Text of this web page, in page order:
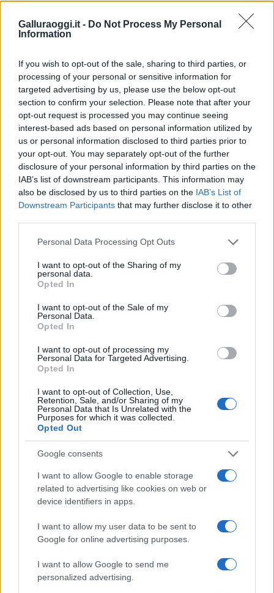
Galluraoggi.it - Do Not Process My Personal
Information
If you wish to opt-out of the sale, sharing to third parties, or
processing of your personal or sensitive information for
targeted advertising by us, please use the below opt-out
section to confirm your selection. Please note that after your
opt-out request is processed you may continue seeing
interest-based ads based on personal information utilized by
us or personal information disclosed to third parties prior to
your opt-out. You may separately opt-out of the further
disclosure of your personal information by third parties on the
IAB’s list of downstream participants. This information may
also be disclosed by us to third parties on the IAB’s List of
Downstream Participants that may further disclose it to other
Please note that this website/app uses one or more Google
not limited to your visit or usage behaviour. You may click to
grant or deny consent to Google and its third-party tags to
use your data for below specified purposes in below Google
consent section.
Personal Data Processing Opt Outs
I want to opt-out of the Sharing of my
personal data.
Opted In
I want to opt-out of the Sale of my
Personal Data.
Opted In
I want to opt-out of processing my
Personal Data for Targeted Advertising.
Opted In
I want to opt-out of Collection, Use,
Retention, Sale, and/or Sharing of my
Personal Data that Is Unrelated with the
Purposes for which it was collected.
Opted Out
Google consents
I want to allow Google to enable storage
related to advertising like cookies on web or
device identifiers in apps.
I want to allow my user data to be sent to
Google for online advertising purposes.
I want to allow Google to send me
personalized advertising.
daGoogle News
Condividi l'articolo
F
a
ce
b
o
k
T
w
it
te
r
Pi
n
te
re
st
W
h
at
s
A
p
S
h
a
re
Articolo precedente
Prossimo articolo
NOTIZIE RECENTI
Auto prende fuoco sulla strada statale 125 a
Olbia, cosa è successo
Incidente sulla 125 a Olbia, due auto coinvolte:
danni ingenti
Auto finisce contro un muretto, un ferito ad
Arzachena
Incidente a Baia Sardinia, scontro tra auto e
moto: un ferito
Olbia, le previsioni meteo per lunedì 10 agosto
2026
Le ultime offerte di lavoro a Olbia e in Gallura